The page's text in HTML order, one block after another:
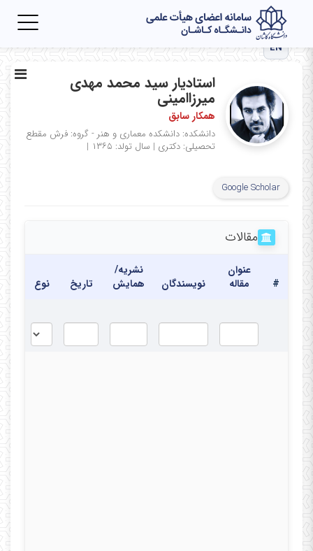
EN
استادیار سید محمد مهدی
میرزاامینی
همکار سابق
دانشکده: دانشکده معماری و هنر - گروه: فرش مقطع
تحصیلی: دکتری | سال تولد: ۱۳۶۵ |
Google Scholar
مقالات
#
عنوان
مقاله
نویسندگان
نشریه/
همایش
تاریخ نوع